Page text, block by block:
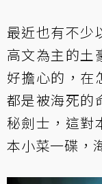
最近也有不少
高文為主的土
好擔心的，在
都是被海死的
秘劍士 ，這
本小菜一碟，